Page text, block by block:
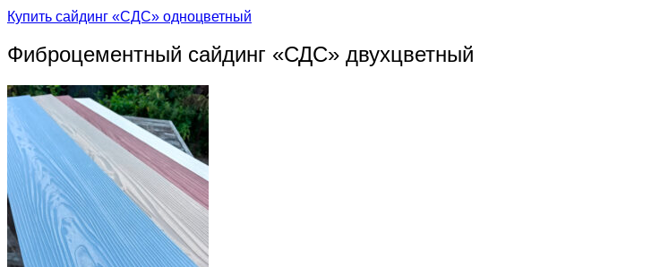
Купить сайдинг «СДС» одноцветный
Фиброцементный сайдинг «СДС» двухцветный